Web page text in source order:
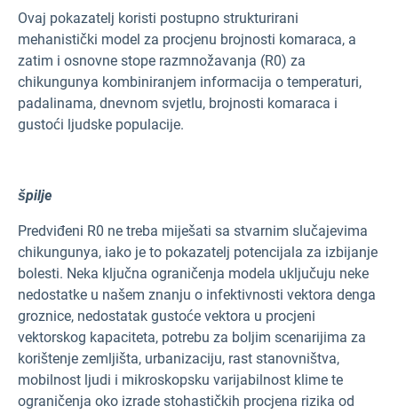
Ovaj pokazatelj koristi postupno strukturirani
mehanistički model za procjenu brojnosti komaraca, a
zatim i osnovne stope razmnožavanja (R0) za
chikungunya kombiniranjem informacija o temperaturi,
padalinama, dnevnom svjetlu, brojnosti komaraca i
gustoći ljudske populacije.
špilje
Predviđeni R0 ne treba miješati sa stvarnim slučajevima
chikungunya, iako je to pokazatelj potencijala za izbijanje
bolesti. Neka ključna ograničenja modela uključuju neke
nedostatke u našem znanju o infektivnosti vektora denga
groznice, nedostatak gustoće vektora u procjeni
vektorskog kapaciteta, potrebu za boljim scenarijima za
korištenje zemljišta, urbanizaciju, rast stanovništva,
mobilnost ljudi i mikroskopsku varijabilnost klime te
ograničenja oko izrade stohastičkih procjena rizika od